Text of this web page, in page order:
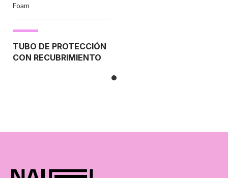
Foam
TUBO DE PROTECCIÓN
CON RECUBRIMIENTO